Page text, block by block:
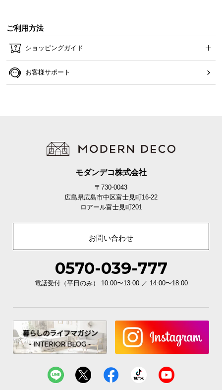
ご利用方法
ショッピングガイド
お客様サポート
モダンデコ株式会社
〒730-0043
広島県広島市中区富士見町16-22
ロアール富士見町201
お問い合わせ
0570-039-777
電話受付（平日のみ） 10:00〜13:00 ／ 14:00〜18:00